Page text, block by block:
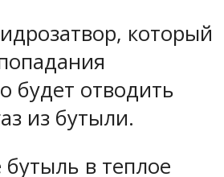
который
будет отводить
из бутыли.
в теплое